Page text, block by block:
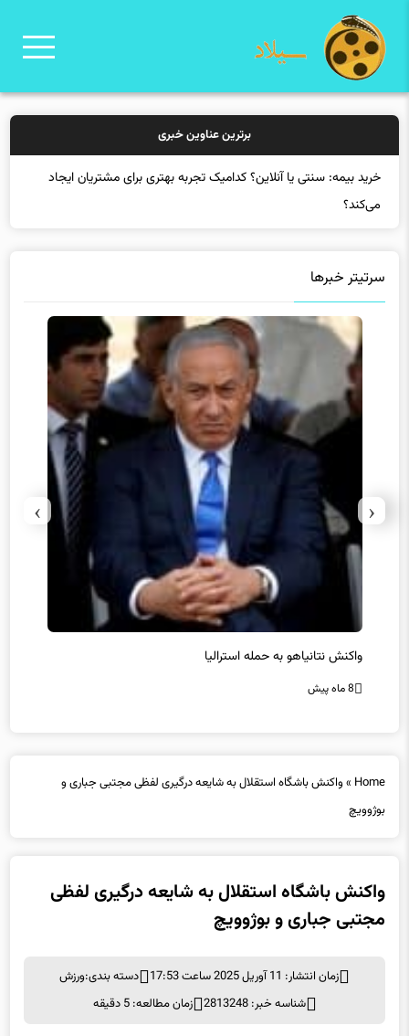
برترین عناوین خبری
خرید
واکنش نتانیاهو به حمله استرالیا
8 ماه پیش
بوژوویچ
مجتبی جباری و بوژوویچ
شناسه خبر: 2813248
زمان مطالعه: 5 دقیقه